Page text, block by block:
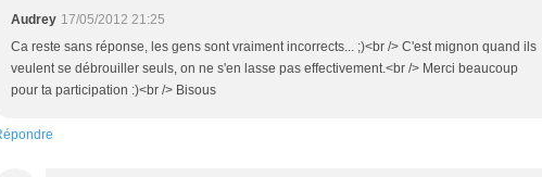
Audrey 17/05/2012 21:25
Ca reste sans réponse, les gens sont vraiment incorrects... ;)<br /> C'est mignon quand ils
veulent se débrouiller seuls, on ne s'en lasse pas effectivement.<br /> Merci beaucoup
pour ta participation :)<br /> Bisous